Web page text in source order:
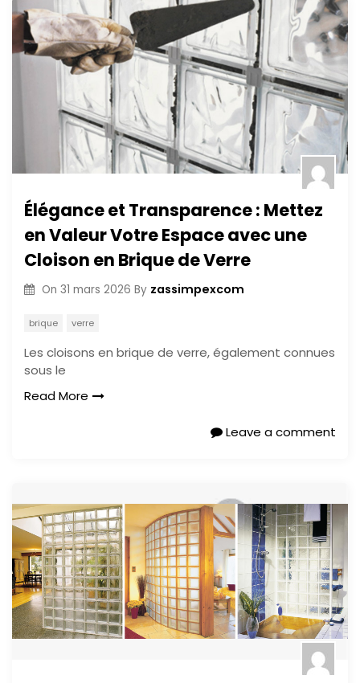
Élégance et Transparence : Mettez
en Valeur Votre Espace avec une
Cloison en Brique de Verre
On 31 mars 2026 By zassimpexcom
brique verre
Les cloisons en brique de verre, également connues
sous le
Read More
Leave a comment